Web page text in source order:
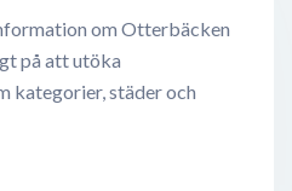
om Otterbäcken
på att utöka
kategorier, städer och